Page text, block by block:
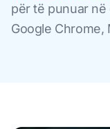
për të punuar
Google Chrome,